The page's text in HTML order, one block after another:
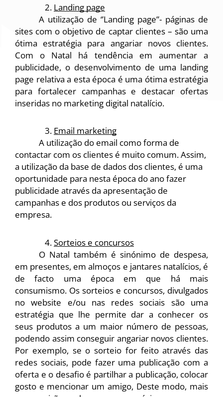
Landing page
A utilização de ‘’Landing page”- páginas de
sites com o objetivo de captar clientes – são uma
ótima estratégia para angariar novos clientes.
Com o Natal há tendência em aumentar a
publicidade, o desenvolvimento de uma landing
page relativa a esta época é uma ótima estratégia
para fortalecer campanhas e destacar ofertas
inseridas no marketing digital natalício.
Email marketing
contactar com os clientes é muito comum. Assim,
a utilização da base de dados dos clientes, é uma
oportunidade para nesta época do ano fazer
publicidade através da apresentação de
campanhas e dos produtos ou serviços da
empresa.
Sorteios e concursos
O Natal também é sinónimo de despesa,
em presentes, em almoços e jantares natalícios, é
de facto uma época em que há mais
consumismo. Os sorteios e concursos, divulgados
no website e/ou nas redes sociais são uma
estratégia que lhe permite dar a conhecer os
seus produtos a um maior número de pessoas,
podendo assim conseguir angariar novos clientes.
Por exemplo, se o sorteio for feito através das
redes sociais, pode fazer uma publicação com a
oferta e o desafio é partilhar a publicação, colocar
gosto e mencionar um amigo, Deste modo, mais